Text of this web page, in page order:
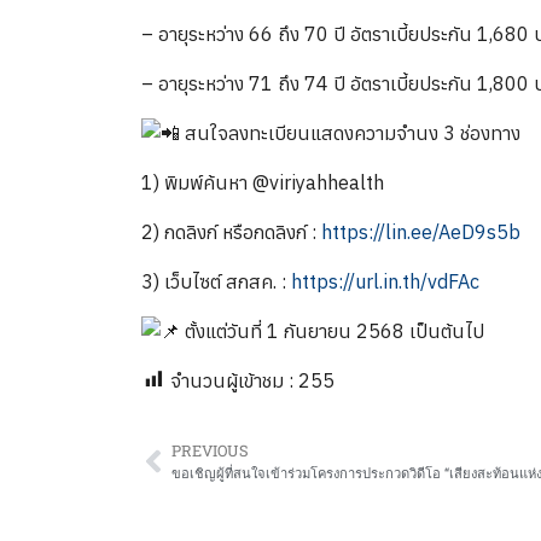
– อายุระหว่าง 66 ถึง 70 ปี อัตราเบี้ยประกัน 1,680
– อายุระหว่าง 71 ถึง 74 ปี อัตราเบี้ยประกัน 1,800
สนใจลงทะเบียนแสดงความจำนง 3 ช่องทาง
1) พิมพ์ค้นหา @viriyahhealth
2) กดลิงก์ หรือกดลิงก์ : https://lin.ee/AeD9s5b
3) เว็บไซต์ สกสค. : https://url.in.th/vdFAc
ตั้งแต่วันที่ 1 กันยายน 2568 เป็นต้นไป
จำนวนผู้เข้าชม : 255
PREVIOUS
ขอเชิญผู้ที่สนใจเข้าร่วมโครงการประกวดวิดีโอ “เสียงสะท้อนแ